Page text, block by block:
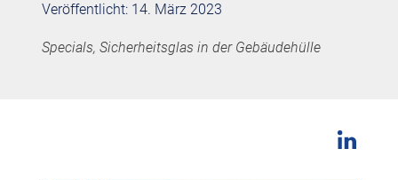
Veröffentlicht: 14. März 2023
Specials, Sicherheitsglas in der Gebäudehülle